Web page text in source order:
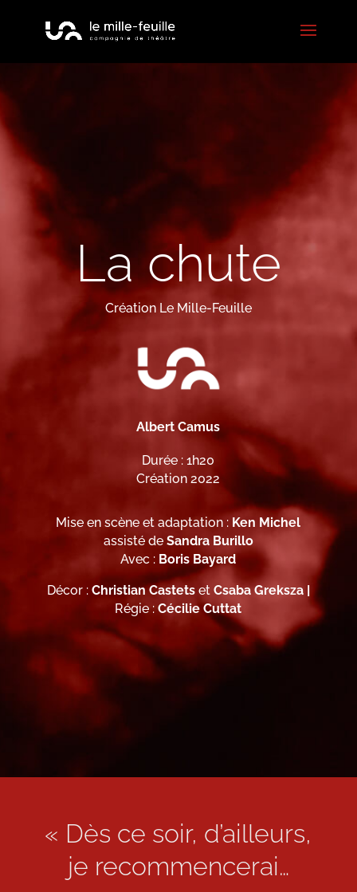
La chute
Création Le Mille-Feuille
Albert Camus
Durée : 1h20
Création 2022
Mise en scène et adaptation : Ken Michel
assisté de Sandra Burillo
Avec : Boris Bayard
Décor : Christian Castetset Csaba Greksza |
Régie :Cécilie Cuttat
« Dès ce soir, d’ailleurs,
je recommencerai…